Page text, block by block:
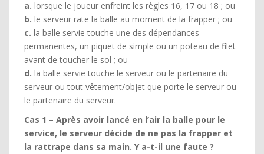
a. lorsque le joueur enfreint les règles 16, 17 ou 18 ; ou
b. le serveur rate la balle au moment de la frapper ; ou
c. la balle servie touche une des dépendances
permanentes, un piquet de simple ou un poteau de filet
avant de toucher le sol ; ou
d. la balle servie touche le serveur ou le partenaire du
serveur ou tout vêtement/objet que porte le serveur ou
le partenaire du serveur.
Cas 1 – Après avoir lancé en l’air la balle pour le
service, le serveur décide de ne pas la frapper et
la rattrape dans sa main. Y a-t-il une faute ?